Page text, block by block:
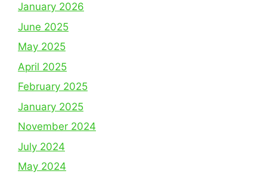
January 2026
June 2025
May 2025
April 2025
February 2025
January 2025
November 2024
July 2024
May 2024